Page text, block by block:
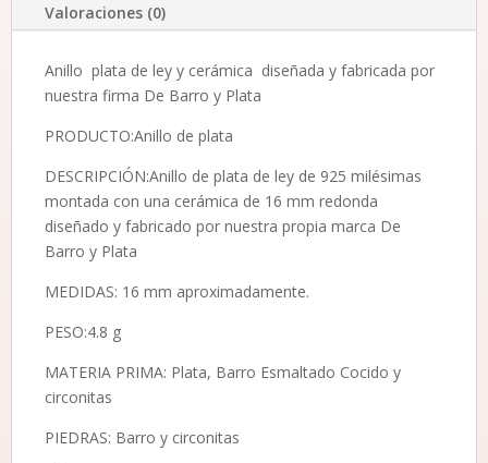
Valoraciones (0)
Anillo plata de ley y cerámica diseñada y fabricada por
nuestra firma De Barro y Plata
PRODUCTO:Anillo de plata
DESCRIPCIÓN:Anillo de plata de ley de 925 milésimas
montada con una cerámica de 16 mm redonda
diseñado y fabricado por nuestra propia marca De
Barro y Plata
MEDIDAS: 16 mm aproximadamente.
PESO:4.8 g
MATERIA PRIMA: Plata, Barro Esmaltado Cocido y
circonitas
PIEDRAS: Barro y circonitas